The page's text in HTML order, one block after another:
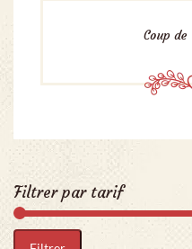
Coup de
Filtrer par tarif